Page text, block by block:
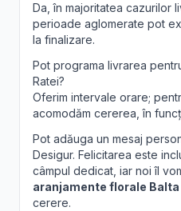
Da, în majoritatea cazurilor
perioade aglomerate pot
la finalizare.
Pot programa livrarea
Ratei?
Oferim intervale orare;
acomodăm cererea, în
Pot adăuga un mesaj
Desigur. Felicitarea este
câmpul dedicat, iar noi îl
aranjamente florale Balta
cerere.